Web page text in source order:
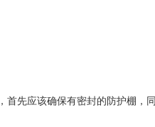
先应该确保有密封的防护棚，